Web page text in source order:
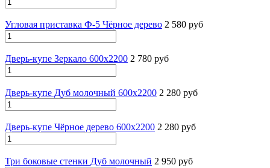
Угловая приставка Ф-5 Чёрное дерево 2 580 руб
Дверь-купе Зеркало 600х2200 2 780 руб
Дверь-купе Дуб молочный 600х2200 2 280 руб
Дверь-купе Чёрное дерево 600х2200 2 280 руб
Три боковые стенки Дуб молочный 2 950 руб